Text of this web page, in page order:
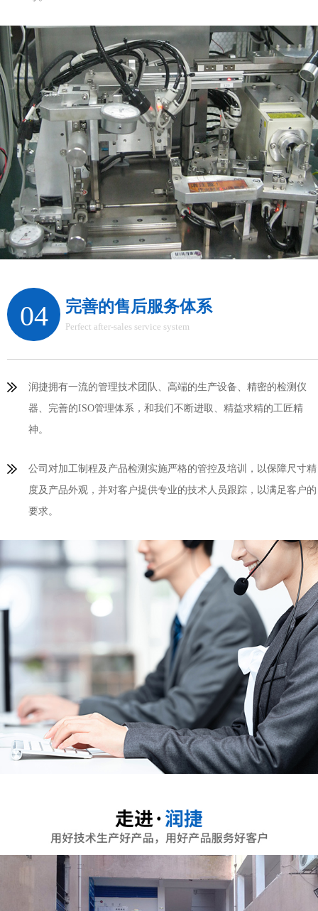
04 完善的售后服务体系
Perfect after-sales service system
润捷拥有一流的管理技术团队、高端的生产设备、精密的检测仪
器、完善的ISO管理体系，和我们不断进取、精益求精的工匠精
神。
公司对加工制程及产品检测实施严格的管控及培训，以保障尺寸精
度及产品外观，并对客户提供专业的技术人员跟踪，以满足客户的
要求。